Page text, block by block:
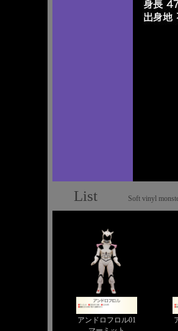
List Soft vinyl
アンドロフロル01